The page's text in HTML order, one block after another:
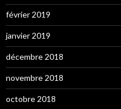
février 2019
janvier 2019
décembre 2018
novembre 2018
octobre 2018